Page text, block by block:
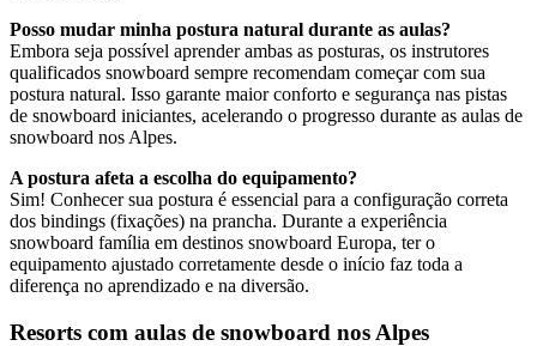
Posso mudar minha postura natural durante as aulas?
Embora seja possível aprender ambas as posturas, os instrutores
qualificados snowboard sempre recomendam começar com sua
postura natural. Isso garante maior conforto e segurança nas pistas
de snowboard iniciantes, acelerando o progresso durante as aulas de
snowboard nos Alpes.
A postura afeta a escolha do equipamento?
Sim! Conhecer sua postura é essencial para a configuração correta
dos bindings (fixações) na prancha. Durante a experiência
snowboard família em destinos snowboard Europa, ter o
equipamento ajustado corretamente desde o início faz toda a
diferença no aprendizado e na diversão.
Resorts com aulas de snowboard nos Alpes